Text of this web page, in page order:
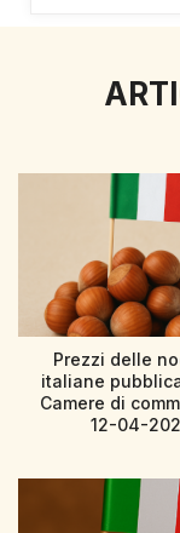
Prezzi delle
italiane
Camere di
12-04-